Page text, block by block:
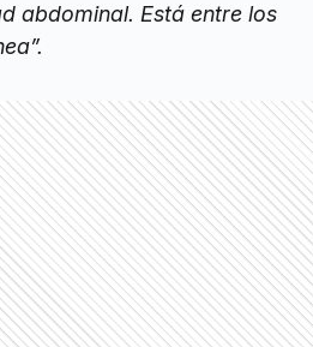
abdominal. Está entre los